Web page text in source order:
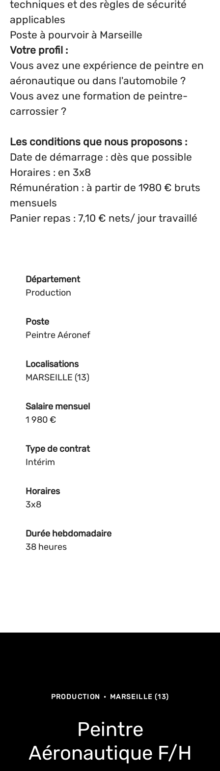
techniques et des règles de sécurité
applicables
Poste à pourvoir à Marseille
Votre profil :
Vous avez une expérience de peintre en
aéronautique ou dans l'automobile ?
Vous avez une formation de peintre-
carrossier ?
Les conditions que nous proposons :
Date de démarrage : dès que possible
Horaires : en 3x8
Rémunération : à partir de 1980 € bruts
mensuels
Panier repas : 7,10 € nets/ jour travaillé
Département
Production
Poste
Peintre Aéronef
Localisations
MARSEILLE (13)
Salaire mensuel
1 980 €
Type de contrat
Intérim
Horaires
3x8
Durée hebdomadaire
38 heures
PRODUCTION · MARSEILLE (13)
Peintre
Aéronautique F/H